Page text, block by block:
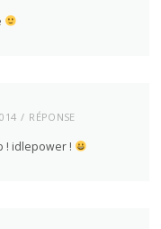
RÉPONSE
! idlepower !